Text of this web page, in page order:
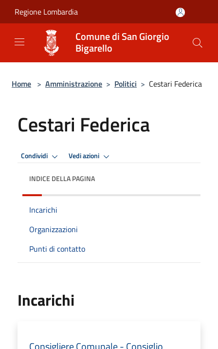
Regione Lombardia
Comune di San Giorgio
Bigarello
Home > Amministrazione > Politici > Cestari Federica
Cestari Federica
Condividi Vedi azioni
INDICE DELLA PAGINA
Incarichi
Organizzazioni
Punti di contatto
Incarichi